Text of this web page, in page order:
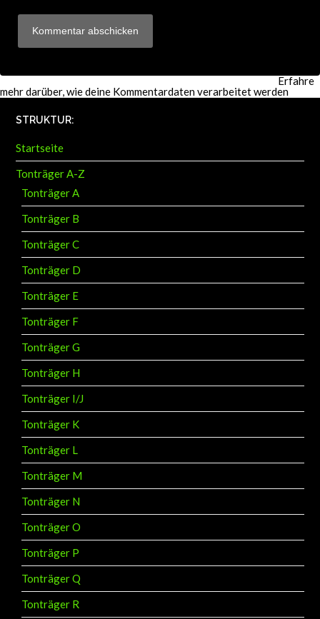
Diese Website verwendet Akismet, um Spam zu reduzieren.Erfahre
mehr darüber, wie deine Kommentardaten verarbeitet werden.
STRUKTUR:
Startseite
Tonträger A-Z
Tonträger A
Tonträger B
Tonträger C
Tonträger D
Tonträger E
Tonträger F
Tonträger G
Tonträger H
Tonträger I/J
Tonträger K
Tonträger L
Tonträger M
Tonträger N
Tonträger O
Tonträger P
Tonträger Q
Tonträger R